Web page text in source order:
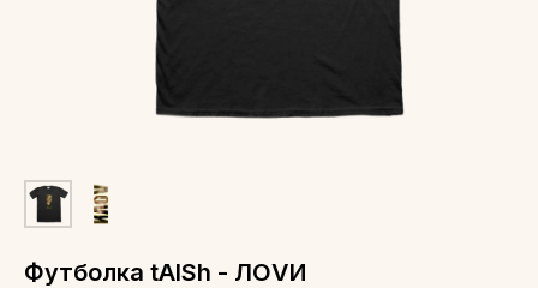
Футболка tAISh - ЛОVИ